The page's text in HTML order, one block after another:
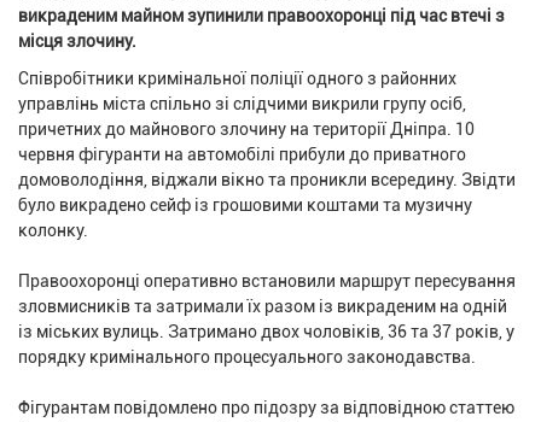
викраденим майном зупинили правоохоронці під час втечі з
місця злочину.
Співробітники кримінальної поліції одного з районних
управлінь міста спільно зі слідчими викрили групу осіб,
причетних до майнового злочину на території Дніпра. 10
червня фігуранти на автомобілі прибули до приватного
домоволодіння, віджали вікно та проникли всередину. Звідти
було викрадено сейф із грошовими коштами та музичну
колонку.
Правоохоронці оперативно встановили маршрут пересування
зловмисників та затримали їх разом із викраденим на одній
із міських вулиць. Затримано двох чоловіків, 36 та 37 років, у
порядку кримінального процесуального законодавства.
Фігурантам повідомлено про підозру за відповідною статтею